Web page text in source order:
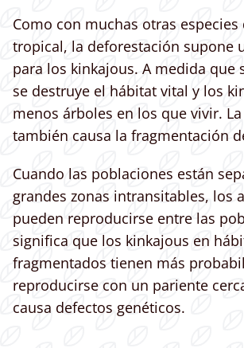
Como con muchas otras especies
tropical, la deforestación supone
para los kinkajous. A medida que
se destruye el hábitat vital y los
menos árboles en los que vivir.
también causa la fragmentación
Cuando las poblaciones están
grandes zonas intransitables, los
pueden reproducirse entre las
significa que los kinkajous en
fragmentados tienen más
reproducirse con un pariente
causa defectos genéticos.